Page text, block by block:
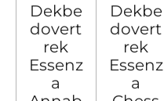
Dekbe
dovert
rek
Essenz
a
Dekbe
dovert
rek
Essenz
a